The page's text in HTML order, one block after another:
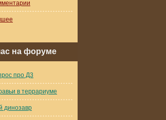
на форуме
про Д3
в террариуме
динозавр